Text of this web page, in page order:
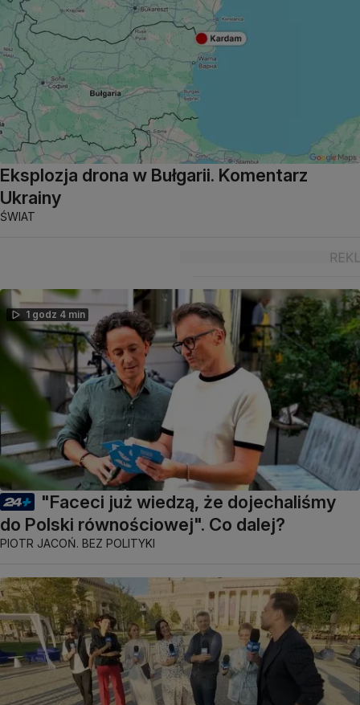
Eksplozja drona w Bułgarii. Komentarz
Ukrainy
ŚWIAT
1 godz 4 min
"Faceci już wiedzą, że dojechaliśmy
do Polski równościowej". Co dalej?
PIOTR JACOŃ. BEZ POLITYKI